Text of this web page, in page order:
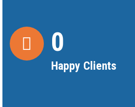
0
Happy Clients